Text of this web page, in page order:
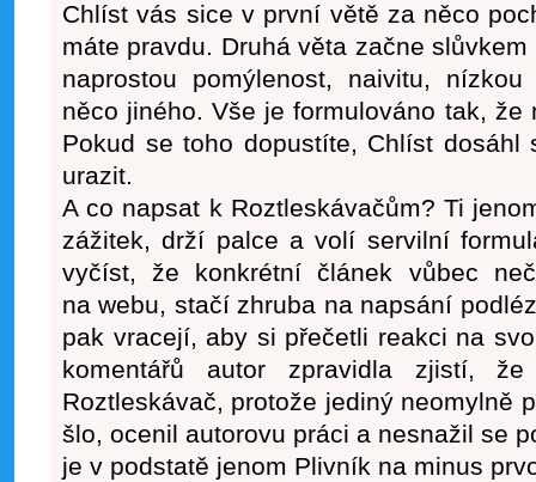
Chlíst vás sice v první větě za něco
máte pravdu. Druhá věta začne
naprostou pomýlenost, naivitu,
něco jiného. Vše je formulováno tak, že
Pokud se toho dopustíte, Chlíst dosáhl
urazit.
A co napsat k Roztleskávačům? Ti
zážitek, drží palce a volí servilní
vyčíst, že konkrétní článek vůbec
na webu, stačí zhruba na napsání
pak vracejí, aby si přečetli reakci na
komentářů autor zpravidla zjistí,
Roztleskávač, protože jediný neomylně
šlo, ocenil autorovu práci a nesnažil se
je v podstatě jenom Plivník na minus